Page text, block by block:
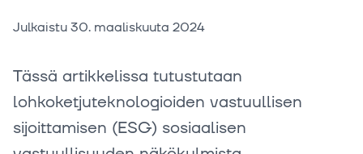
Julkaistu30. maaliskuuta 2024
Tässä artikkelissa tutustutaan
lohkoketjuteknologioiden vastuullisen
sijoittamisen (ESG) sosiaalisen